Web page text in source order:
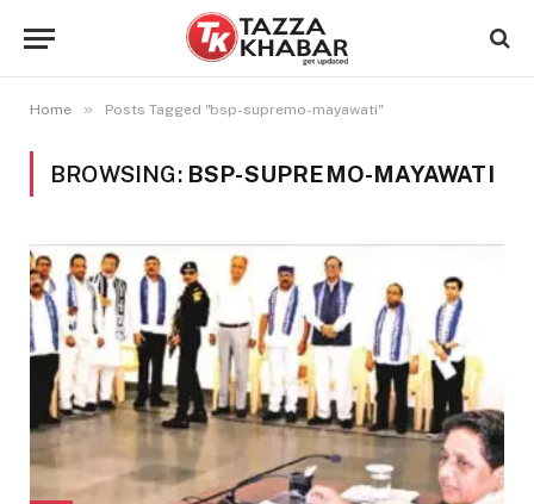
Home » Posts Tagged "bsp-supremo-mayawati"
BROWSING: BSP-SUPREMO-MAYAWATI